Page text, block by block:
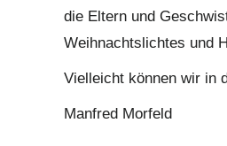
die Eltern und
Weihnachtslichtes und
Vielleicht können wir in
Manfred Morfeld